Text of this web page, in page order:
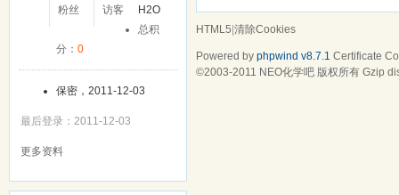
粉丝
访客
H2O
总积
分： 0
保密，2011-12-03
最后登录：2011-12-03
更多资料
HTML5|清除Cookies
Powered by phpwind v8.7.1 Certificate
©2003-2011 NEO化学吧 版权所有 Gzip